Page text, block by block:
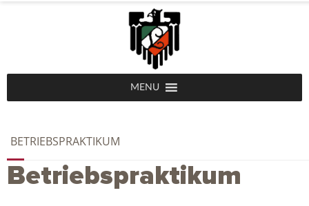
MENU
BETRIEBSPRAKTIKUM
Betriebspraktikum